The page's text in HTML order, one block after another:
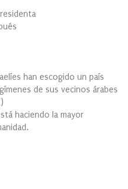
han escogido un país
de sus vecinos árabes
)
haciendo la mayor